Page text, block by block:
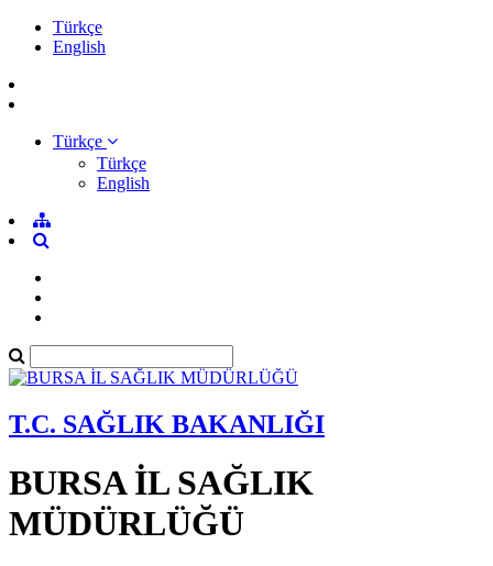
Türkçe
English
Türkçe
Türkçe
English
T.C. SAĞLIK BAKANLIĞI
BURSA İL SAĞLIK
MÜDÜRLÜĞÜ